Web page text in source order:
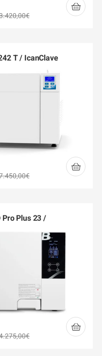
€
T / IcanClave
€
Pro Plus 23 /
€